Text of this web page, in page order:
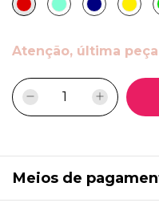
Atenção, última
Meios de